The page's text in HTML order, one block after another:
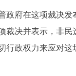
政府在这项裁决发
裁决并表示，非
行政权力来应对这